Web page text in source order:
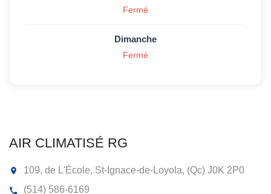
Fermé
Dimanche
Fermé